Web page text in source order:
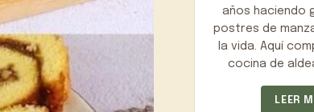
años haciendo
postres de
la vida. Aquí
cocina de
LEER